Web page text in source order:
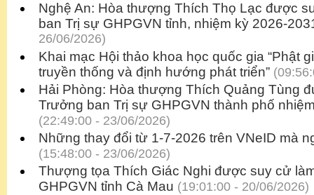
Nghệ An: Hòa thượng Thích Thọ Lạc được
ban Trị sự GHPGVN tỉnh, nhiệm kỳ 2026-
26/06/2026)
Khai mạc Hội thảo khoa học quốc gia “Phật
truyền thống và định hướng phát triển”
Hải Phòng: Hòa thượng Thích Quảng Tùng
Trưởng ban Trị sự GHPGVN thành phố
(22:49:00 - 23/06/2026)
Những thay đổi từ 1-7-2026 trên VNeID mà
(15:48:00 - 23/06/2026)
Thượng tọa Thích Giác Nghi được suy cử
GHPGVN tỉnh Cà Mau (19:01:00 - 20/06/2026)